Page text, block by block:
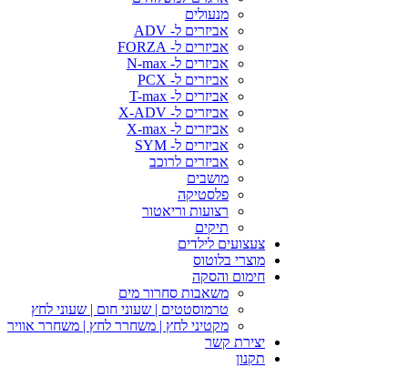
מנעולים
אביזרים ל- ADV
אביזרים ל- FORZA
אביזרים ל- N-max
אביזרים ל- PCX
אביזרים ל- T-max
אביזרים ל- X-ADV
אביזרים ל- X-max
אביזרים ל- SYM
אביזרים לרוכב
מושבים
פלסטיקה
רצועות וריאטור
תיקים
צעצועים לילדים
מוצרי בלוטוס
חימום והסקה
משאבות סחרור מים
טרמוסטטים | שעוני חום | שעוני לחץ
מקטיני לחץ | משחרר לחץ | משחרר אוויר
יצירת קשר
תקנון